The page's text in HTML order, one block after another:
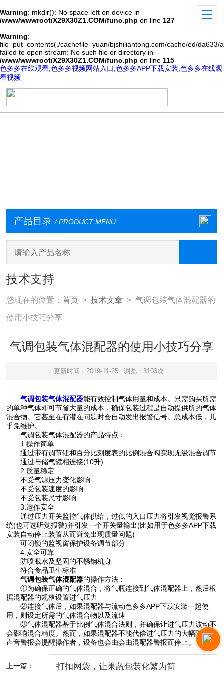
Warning: mkdir(): No space left on device in
/www/wwwroot/X29X30Z1.COM/func.php on line 127
Warning:
file_put_contents(./cachefile_yuan/bjshiliantong.com/cache/ed/da633/
failed to open stream: No such file or directory in
/www/wwwroot/X29X30Z1.COM/func.php on line 115
色多多在线观看,色多多视频网站入口,色多多APP下载安装,色多多在线观
看视频
产品目录 / PRODUCT MENU
技术支持
您现在的位置：首页 >技术文章 > 气调包装气体混配器的
使用小技巧分享
气调包装气体混配器的使用小技巧分享
更新时间：2019-11-25 浏览：3103次
气调包装气体混配器能有效控制气体用量和成本。只需购买所需
的单种气体即可节省大量的成本，确保包装过程是自动提供所的气体
混合物。它甚至在有潜在问题时会自动发出报警信号。总成本低，几
乎免维护。
气调包装气体混配器的产品特点：
1.操作简单
通过带有调节钮和百分比刻度表的比例混合阀实现无级混合调节
通过与储气罐相连接(10升)
2.质量稳定
不受气源压力变化影响
不受包装速度的影响
不受包装尺寸影响
3.运作安全
通过压力开关监控气体供给，过低的入口压力将引发视觉报警系
统(也可选听觉报警)并引发一个开关量输出(比如用于色多多APP下载
安装自动停止装置从而避免出现质量问题)
可闭锁的监视窗保护设备调节部分
4.安全可靠
防喷溅水及坚固的不锈钢机身
符合食品卫生标准
气调包装气体混配器的操作方法：
①为确保正确的气体混合，将气瓶连接到气体混配器上，然后根
据混配器的规格设置进气压力
②连接气体后，如果混配器与流动色多多APP下载安装一起使
用，则设定所需的气体混合物以及流速
③气体混配器基于比例气体混合法则，并确保让进气压力波动不
会影响混合精度。然而，如果混配器不能代偿进气压力的大幅降低，
声音警报会提醒操作者，设备也会由会由混配器警报而停止。
上一篇： 打扣网袋，让果蔬包装化繁为简